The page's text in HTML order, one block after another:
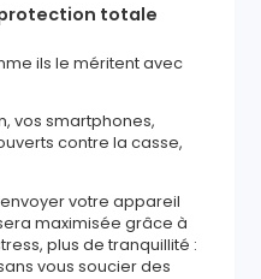
protection totale
ils le méritent avec
vos smartphones,
contre la casse,
votre appareil
maximisée grâce à
plus de tranquillité :
vous soucier des